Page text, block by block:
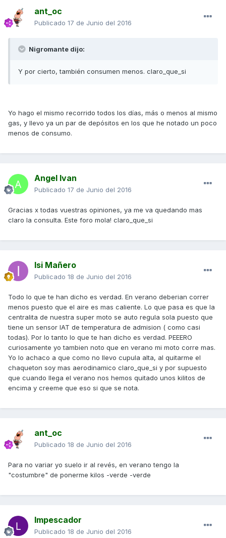
ant_oc
Publicado 17 de Junio del 2016
Nigromante dijo:
Y por cierto, también consumen menos. claro_que_si
Yo hago el mismo recorrido todos los días, más o menos al mismo
gas, y llevo ya un par de depósitos en los que he notado un poco
menos de consumo.
Angel Ivan
Publicado 17 de Junio del 2016
Gracias x todas vuestras opiniones, ya me va quedando mas
claro la consulta. Este foro mola! claro_que_si
Isi Mañero
Publicado 18 de Junio del 2016
Todo lo que te han dicho es verdad. En verano deberian correr
menos puesto que el aire es mas caliente. Lo que pasa es que la
centralita de nuestra super moto se auto regula sola puesto que
tiene un sensor IAT de temperatura de admision ( como casi
todas). Por lo tanto lo que te han dicho es verdad. PEEERO
curiosamente yo tambien noto que en verano mi moto corre mas.
Yo lo achaco a que como no llevo cupula alta, al quitarme el
chaqueton soy mas aerodinamico claro_que_si y por supuesto
que cuando llega el verano nos hemos quitado unos kilitos de
encima y creeme que eso si que se nota.
ant_oc
Publicado 18 de Junio del 2016
Para no variar yo suelo ir al revés, en verano tengo la
"costumbre" de ponerme kilos -verde -verde
lmpescador
Publicado 18 de Junio del 2016